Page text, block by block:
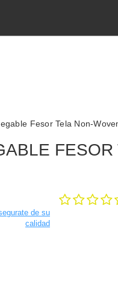
Fesor Tela Non-
FESOR
de su
calidad